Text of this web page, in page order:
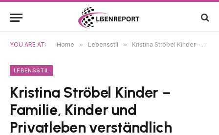
YOU ARE AT: Home » Lebensstil » Kristina Ströbel Kinder – Familie, Kinder und Privatleben verständlich erklärt
LEBENSSTIL
Kristina Ströbel Kinder –
Familie, Kinder und
Privatleben verständlich